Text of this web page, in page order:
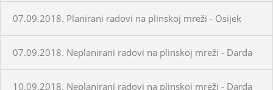
07.09.2018. Planirani radovi na plinskoj mreži - Osijek
07.09.2018. Neplanirani radovi na plinskoj mreži - Darda
10.09.2018. Neplanirani radovi na plinskoj mreži - Darda